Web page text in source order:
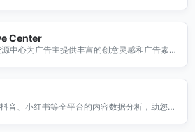
Center
中心为广告主提供丰富的创意灵感和广告素
的工具和资源。通过我们的平台，您可以获取
意策略以及用户互动技巧，提升您的广告效
众。加入我们，开启您的创意广告之旅！
音、小红书等全平台的内容数据分析，助您洞